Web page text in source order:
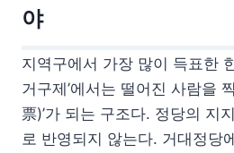
야
지역구에서 가장 많이 득표한
거구제’에서는 떨어진 사람을
票)’가 되는 구조다. 정당의 지
로 반영되지 않는다. 거대정당